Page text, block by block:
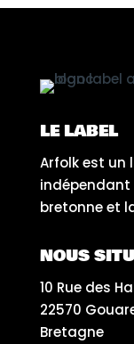
LE LABEL
Arfolk est un
indépendant
bretonne et
NOUS
10 Rue des
22570
Bretagne